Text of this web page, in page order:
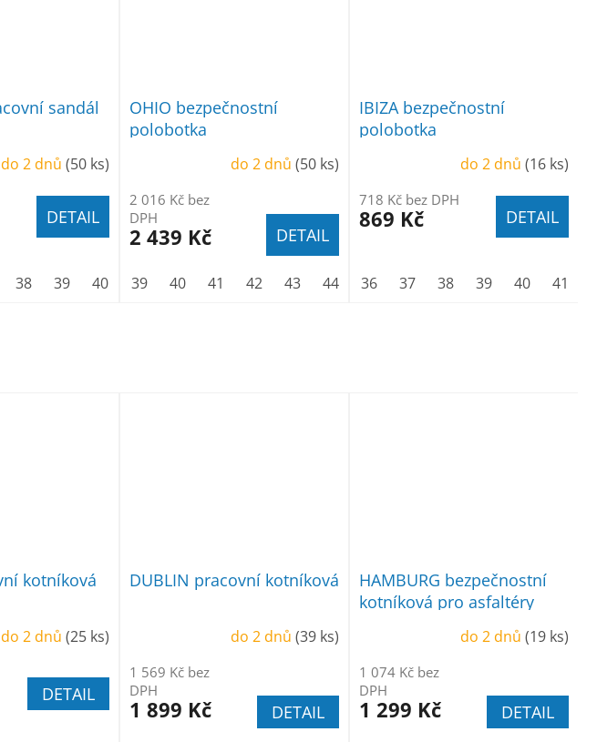
kotníková
do 2 dnů (25 ks)
DETAIL
DUBLIN pracovní kotníková
do 2 dnů (39 ks)
1 569 Kč bez
DPH
1 899 Kč DETAIL
HAMBURG bezpečnostní
kotníková pro asfaltéry
do 2 dnů (19 ks)
1 074 Kč bez
DPH
1 299 Kč DETAIL
43 44 45 46 47 48 49 50
sandál
do 2 dnů (50 ks)
DETAIL
38 39 40 41 42 43 44 45 46 47 48
OHIO bezpečnostní
polobotka
do 2 dnů (50 ks)
2 016 Kč bez
DPH
2 439 Kč DETAIL
39 40 41 42 43 44 45 46 47
IBIZA bezpečnostní
polobotka
do 2 dnů (16 ks)
718 Kč bez DPH
869 Kč DETAIL
36 37 38 39 40 41